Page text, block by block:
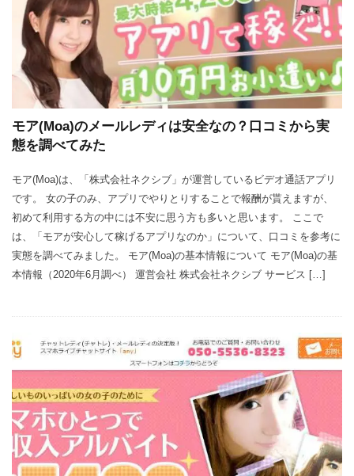
モア(Moa)のメールレディは安全なの？口コミから実
態を調べてみた
モア(Moa)は、「株式会社ネクシブ」が運営しているビデオ通話アプリ
です。 女の子のみ、アプリでやりとりすることで報酬が貰えますが、
初めて利用する方の中には不安に思う方も多いと思います。 ここで
は、「モアが安心して稼げるアプリなのか」について、口コミを参考に
実態を調べてみました。 モア(Moa)の基本情報について モア(Moa)の基
本情報（2020年6月調べ） 運営会社 株式会社ネクシブ サービス […]